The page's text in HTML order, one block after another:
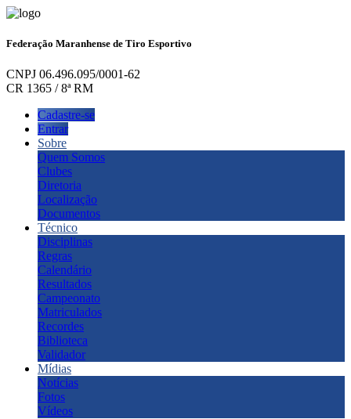
Federação Maranhense de Tiro Esportivo
CNPJ 06.496.095/0001-62
CR 1365 / 8ª RM
Cadastre-se
Entrar
Sobre
Quem Somos
Clubes
Diretoria
Localização
Documentos
Técnico
Disciplinas
Regras
Calendário
Resultados
Campeonato
Matriculados
Recordes
Biblioteca
Validador
Mídias
Notícias
Fotos
Vídeos